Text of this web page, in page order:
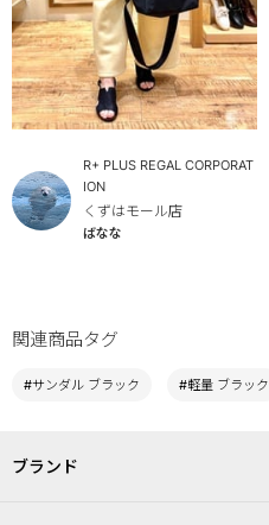
R+ PLUS REGAL CORPORAT
ION
くずはモール店
ばなな
関連商品タグ
#サンダル ブラック #軽量 ブラック
ブランド